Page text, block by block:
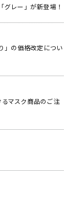
グレー」が新登場！
」の価格改定につい
マスク商品のご注